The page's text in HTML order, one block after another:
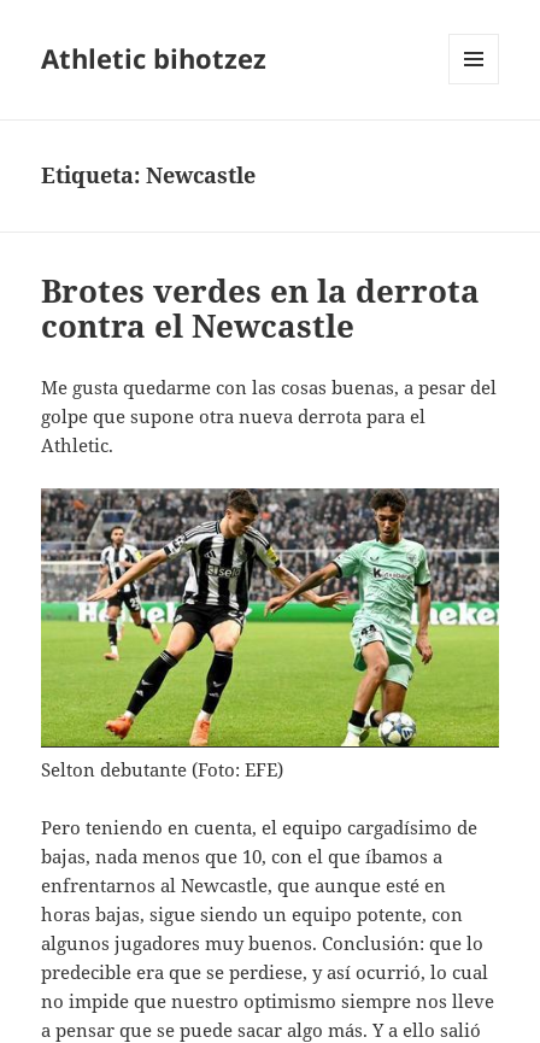
Athletic bihotzez
Etiqueta:Newcastle
Brotes verdes en la derrota
contra el Newcastle
Me gusta quedarme con las cosas buenas, a pesar del
golpe que supone otra nueva derrota para el
Athletic.
Selton debutante (Foto: EFE)
Pero teniendo en cuenta, el equipo cargadísimo de
bajas, nada menos que 10, con el que íbamos a
enfrentarnos al Newcastle, que aunque esté en
horas bajas, sigue siendo un equipo potente, con
algunos jugadores muy buenos. Conclusión: que lo
predecible era que se perdiese, y así ocurrió, lo cual
no impide que nuestro optimismo siempre nos lleve
a pensar que se puede sacar algo más. Y a ello salió